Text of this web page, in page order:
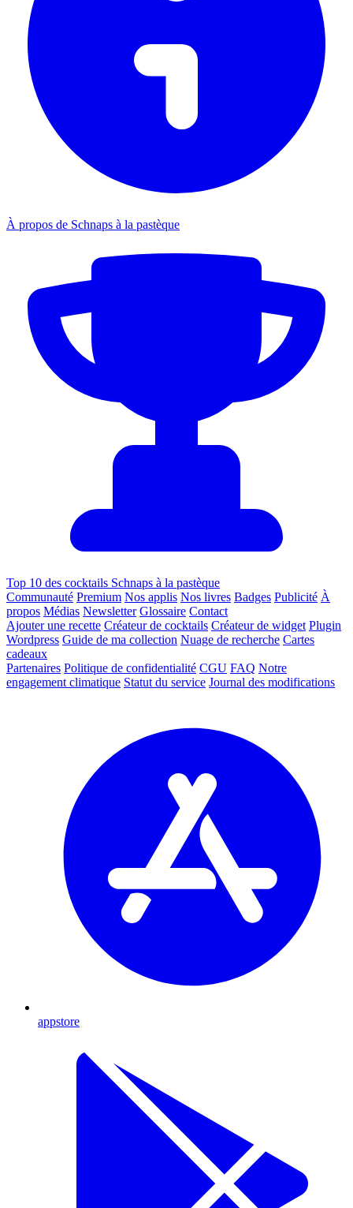
À propos de Schnaps à la pastèque
Top 10 des cocktails Schnaps à la pastèque
Communauté Premium Nos applis Nos livres Badges Publicité À
propos Médias Newsletter Glossaire Contact
Ajouter une recette Créateur de cocktails Créateur de widget Plugin
Wordpress Guide de ma collection Nuage de recherche Cartes
cadeaux
Partenaires Politique de confidentialité CGU FAQ Notre
engagement climatique Statut du service Journal des modifications
appstore